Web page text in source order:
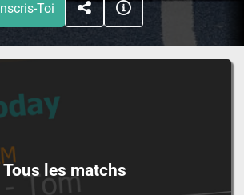
Inscris-Toi
Tous les matchs